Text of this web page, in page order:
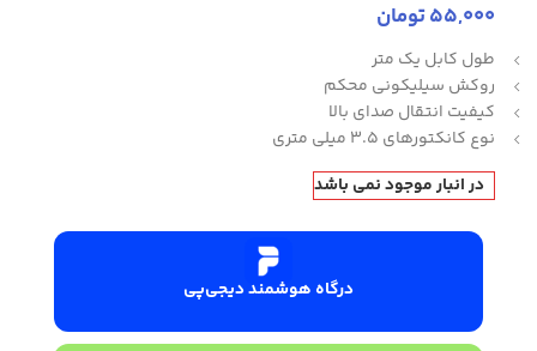
55,000تومان
طول کابل یک متر
روکش سیلیکونی محکم
کیفیت انتقال صدای بالا
نوع کانکتورهای 3.5 میلی متری
در انبار موجود نمی باشد
درگاه هوشمند دیجی‌پی